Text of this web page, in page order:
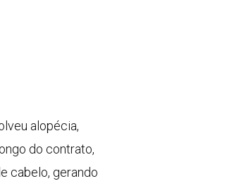
alopécia,
do contrato,
cabelo, gerando